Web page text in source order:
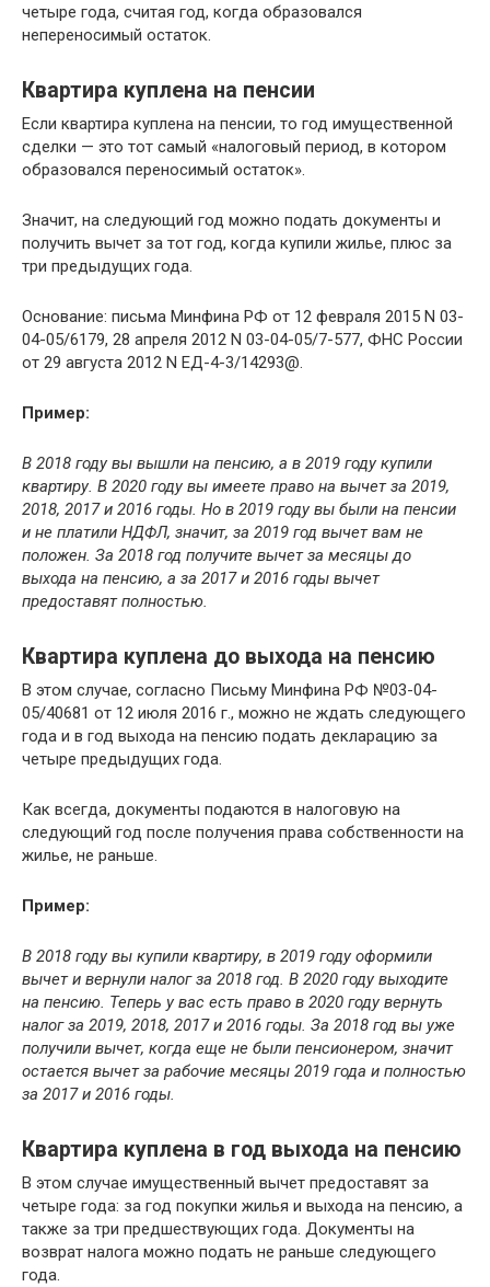
четыре года, считая год, когда образовался
непереносимый остаток.
Квартира куплена на пенсии
Если квартира куплена на пенсии, то год имущественной
сделки — это тот самый «налоговый период, в котором
образовался переносимый остаток».
Значит, на следующий год можно подать документы и
получить вычет за тот год, когда купили жилье, плюс за
три предыдущих года.
Основание: письма Минфина РФ от 12 февраля 2015 N 03-
04-05/6179, 28 апреля 2012 N 03-04-05/7-577, ФНС России
от 29 августа 2012 N ЕД-4-3/14293@.
Пример:
В 2018 году вы вышли на пенсию, а в 2019 году купили
квартиру. В 2020 году вы имеете право на вычет за 2019,
2018, 2017 и 2016 годы. Но в 2019 году вы были на пенсии
и не платили НДФЛ, значит, за 2019 год вычет вам не
положен. За 2018 год получите вычет за месяцы до
выхода на пенсию, а за 2017 и 2016 годы вычет
предоставят полностью.
Квартира куплена до выхода на пенсию
В этом случае, согласно Письму Минфина РФ №03-04-
05/40681 от 12 июля 2016 г., можно не ждать следующего
года и в год выхода на пенсию подать декларацию за
четыре предыдущих года.
Как всегда, документы подаются в налоговую на
следующий год после получения права собственности на
жилье, не раньше.
Пример:
В 2018 году вы купили квартиру, в 2019 году оформили
вычет и вернули налог за 2018 год. В 2020 году выходите
на пенсию. Теперь у вас есть право в 2020 году вернуть
налог за 2019, 2018, 2017 и 2016 годы. За 2018 год вы уже
получили вычет, когда еще не были пенсионером, значит
остается вычет за рабочие месяцы 2019 года и полностью
за 2017 и 2016 годы.
Квартира куплена в год выхода на пенсию
В этом случае имущественный вычет предоставят за
четыре года: за год покупки жилья и выхода на пенсию, а
также за три предшествующих года. Документы на
возврат налога можно подать не раньше следующего
года.